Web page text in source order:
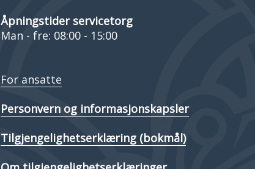
Åpningstider servicetorg
Man - fre: 08:00 - 15:00
For ansatte
Personvern og informasjonskapsler
Tilgjengelighetserklæring (bokmål)